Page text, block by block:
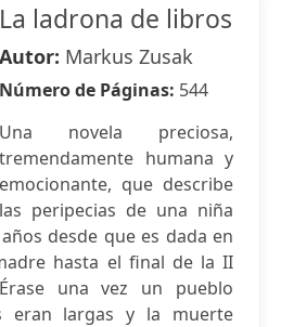
La ladrona de libros
Autor: Markus Zusak
Número de Páginas: 544
Una novela preciosa,
tremendamente humana y
emocionante, que describe
las peripecias de una niña
desde que es dada en
hasta el final de la II
una vez un pueblo
eran largas y la muerte